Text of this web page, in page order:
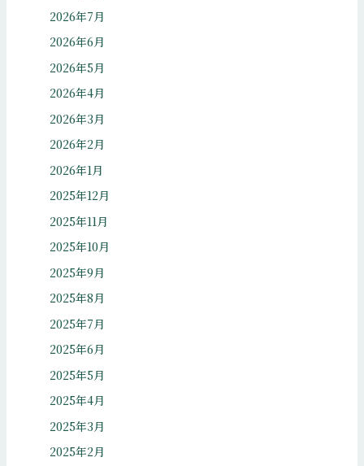
2026年7月
2026年6月
2026年5月
2026年4月
2026年3月
2026年2月
2026年1月
2025年12月
2025年11月
2025年10月
2025年9月
2025年8月
2025年7月
2025年6月
2025年5月
2025年4月
2025年3月
2025年2月